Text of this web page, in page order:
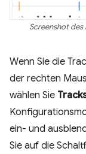
Screenshot des
Wenn Sie die
der rechten
wählen Sie
ein- und
Sie auf die